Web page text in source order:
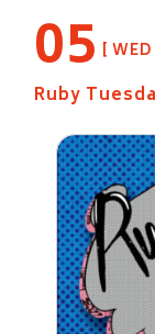
05 WED
Ruby